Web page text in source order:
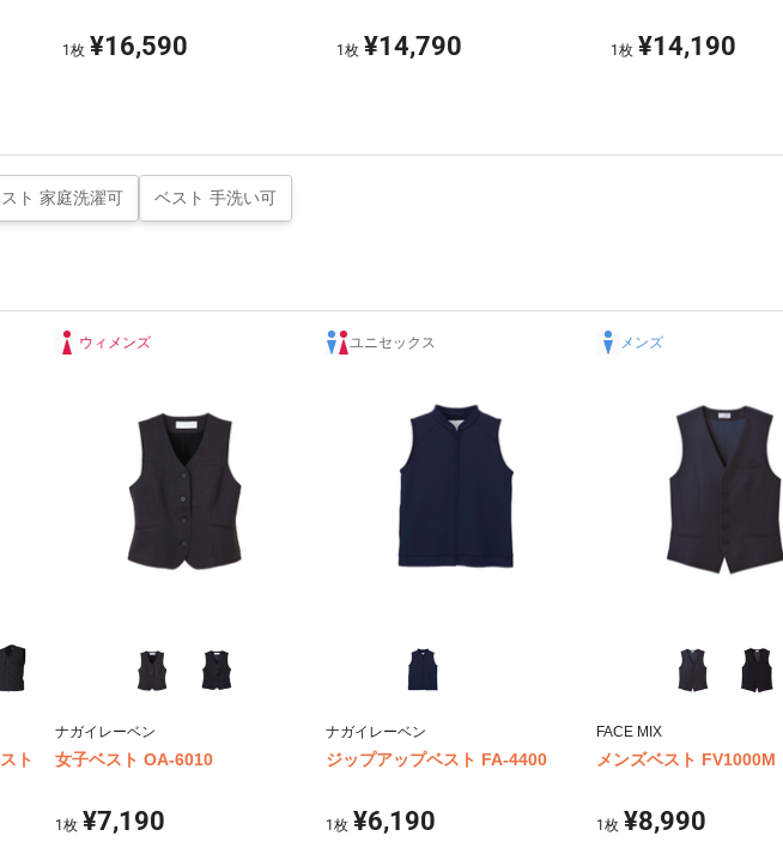
1枚 ¥16,590 1 枚 ¥14,790 1 枚 ¥14,190
ト 家庭洗濯可 ベスト 手洗い可
ト
ウィメンズ
ナガイレーベン
女子ベスト OA-6010
1枚 ¥7,190
ユニセックス
ナガイレーベン
ジップアップベスト FA-4400
1 枚 ¥6,190
メンズ
FACE MIX
メンズベスト FV1000M
1 枚 ¥8,990